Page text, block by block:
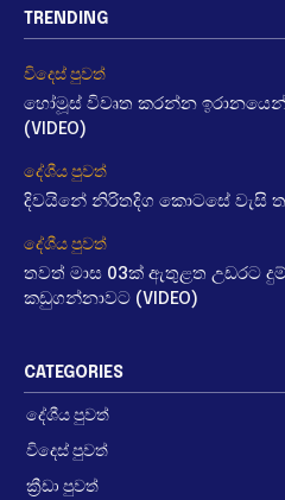
TRENDING
විදෙස් පුවත්
හෝමූස් විවෘත කරන්න
(VIDEO)
දේශීය පුවත්
දිවයිනේ නිරිතදිග කොටසේ වැසි
දේශීය පුවත්
තවත් මාස 03ක් ඇතුළත උඩරට
කඩුගන්නාවට (VIDEO)
CATEGORIES
දේශීය පුවත්
විදෙස් පුවත්
ක්‍රීඩා පුවත්